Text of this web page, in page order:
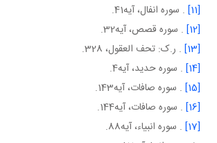
[11]
. سوره انفال، آيه41.
[12]
. سوره قصص، آيه32.
[13]
. ر.ک: تحف العقول، 328.
[14]
. سوره حديد، آيه4.
[15]
. سوره صافات، آيه143.
[16]
. سوره صافات، آيه144.
[17]
. سوره انبياء، آيه88.